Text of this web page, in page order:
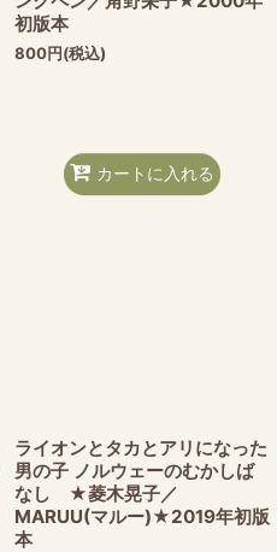
初版本
800円(税込)
カートに入れる
ライオンとタカとアリになった
男の子 ノルウェーのむかしば
なし ★菱木晃子／
MARUU(マルー)★2019年初版
本